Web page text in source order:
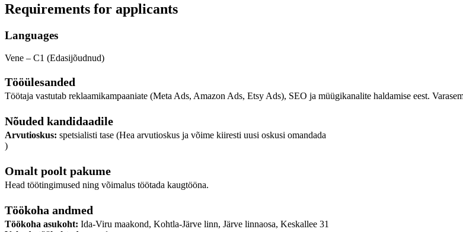
Requirements for applicants
Languages
Vene – C1 (Edasijõudnud)
Tööülesanded
Töötaja vastutab reklaamikampaaniate (Meta Ads, Amazon Ads, Etsy Ads), SEO ja müügikanalite haldamise eest.
Nõuded kandidaadile
Arvutioskus: spetsialisti tase (Hea arvutioskus ja võime kiiresti uusi oskusi omandada
)
Omalt poolt pakume
Head töötingimused ning võimalus töötada kaugtööna.
Töökoha andmed
Töökoha asukoht: Ida-Viru maakond, Kohtla-Järve linn, Järve linnaosa, Keskallee 31